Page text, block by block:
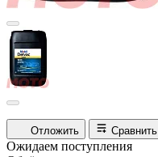
Отложить Сравнить
Ожидаем поступления